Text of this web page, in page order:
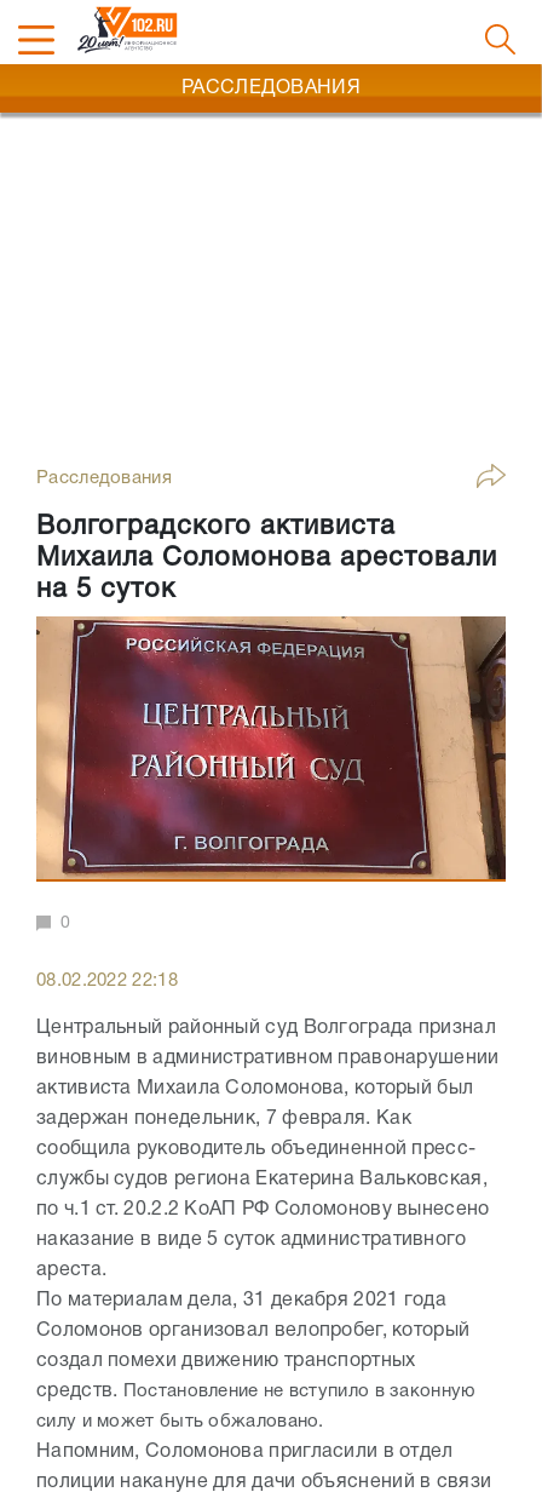
РАССЛЕДОВАНИЯ
Расследования
Волгоградского активиста
Михаила Соломонова арестовали
на 5 суток
0
08.02.2022 22:18
Центральный районный суд Волгограда признал
виновным в административном правонарушении
активиста Михаила Соломонова, который был
задержан понедельник, 7 февраля. Как
сообщила руководитель объединенной пресс-
службы судов региона Екатерина Вальковская,
по ч.1 ст. 20.2.2 КоАП РФ Соломонову вынесено
наказание в виде 5 суток административного
ареста.
По материалам дела, 31 декабря 2021 года
Соломонов организовал велопробег, который
создал помехи движению транспортных
средств.
Постановление не вступило в законную
силу и может быть обжаловано.
Напомним, Соломонова пригласили в отдел
полиции накануне для дачи объяснений в связи